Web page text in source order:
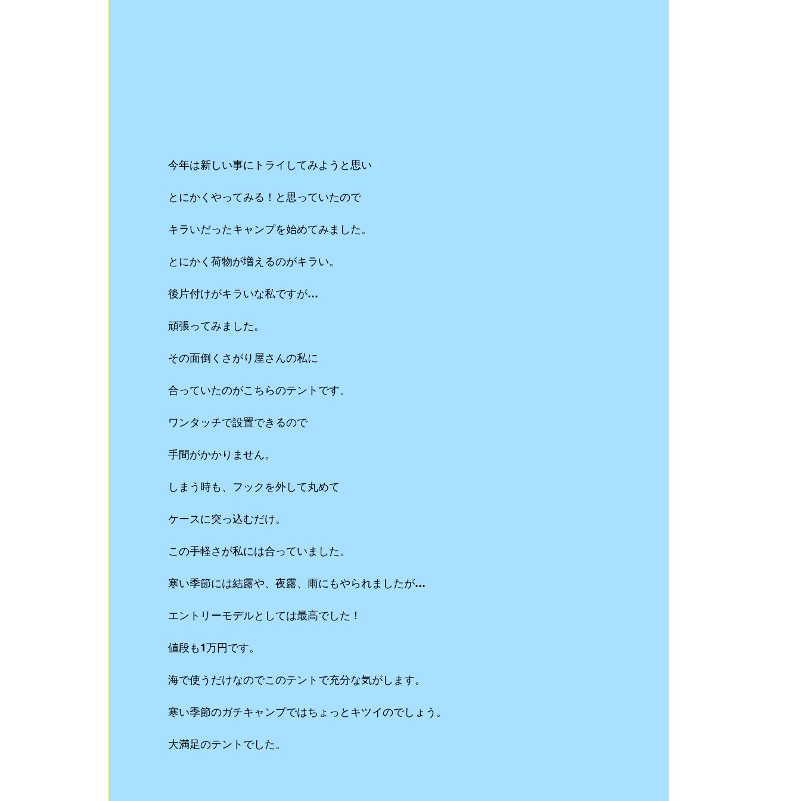
今年は新しい事にトライしてみようと思い
とにかくやってみる！と思っていたので
キラいだったキャンプを始めてみました。
とにかく荷物が増えるのがキラい。
後片付けがキラいな私ですが…
頑張ってみました。
その面倒くさがり屋さんの私に
合っていたのがこちらのテントです。
ワンタッチで設置できるので
手間がかかりません。
しまう時も、フックを外して丸めて
ケースに突っ込むだけ。
この手軽さが私には合っていました。
寒い季節には結露や、夜露、雨にもやられましたが…
エントリーモデルとしては最高でした！
値段も1万円です。
海で使うだけなのでこのテントで充分な気がします。
寒い季節のガチキャンプではちょっとキツイのでしょう。
大満足のテントでした。